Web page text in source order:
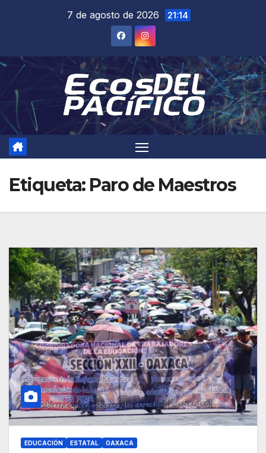
7 de agosto de 2026 21:14
Etiqueta: Paro de Maestros
EDUCACIÓN ESTATAL OAXACA